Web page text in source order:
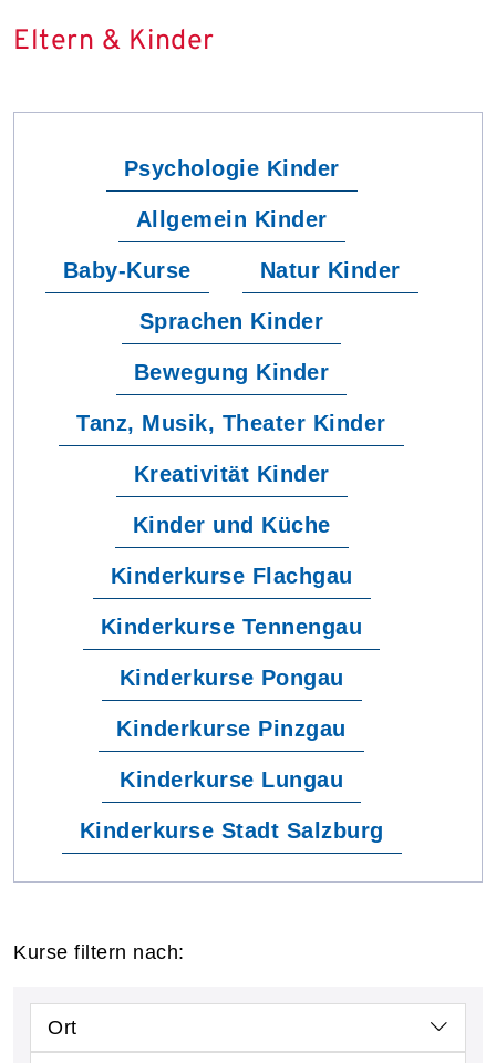
Eltern & Kinder
Psychologie Kinder
Allgemein Kinder
Baby-Kurse Natur Kinder
Sprachen Kinder
Bewegung Kinder
Tanz, Musik, Theater Kinder
Kreativität Kinder
Kinder und Küche
Kinderkurse Flachgau
Kinderkurse Tennengau
Kinderkurse Pongau
Kinderkurse Pinzgau
Kinderkurse Lungau
Kinderkurse Stadt Salzburg
Kurse filtern nach:
Ort